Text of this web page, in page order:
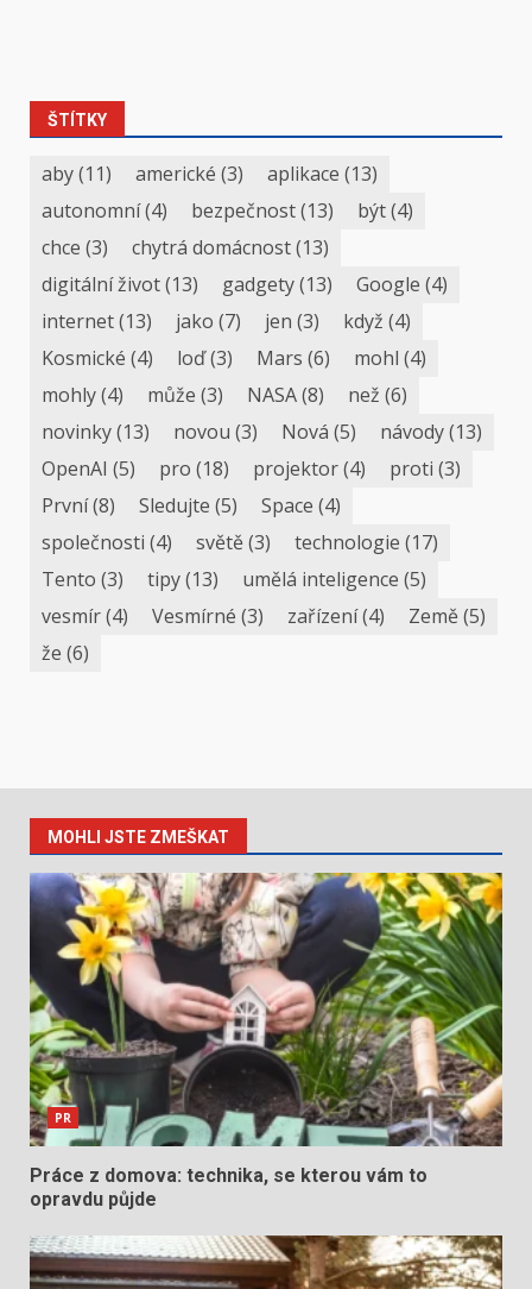
ŠTÍTKY
aby(11) americké (3) aplikace (13)
autonomní(4) bezpečnost(13) být(4)
chce (3) chytrá domácnost(13)
digitální život(13) gadgety(13) Google (4)
internet(13) jako (7) jen (3) když (4)
Kosmické (4) loď(3) Mars (6) mohl (4)
mohly(4) může (3) NASA(8) než (6)
novinky(13) novou (3) Nová (5) návody(13)
OpenAI (5) pro (18) projektor(4) proti (3)
První(8) Sledujte (5) Space (4)
společnosti (4) světě(3) technologie (17)
Tento (3) tipy(13) umělá inteligence (5)
vesmír(4) Vesmírné (3) zařízení(4) Země(5)
že (6)
MOHLI JSTE ZMEŠKAT
PR
Práce z domova: technika, se kterou vám to
opravdu půjde